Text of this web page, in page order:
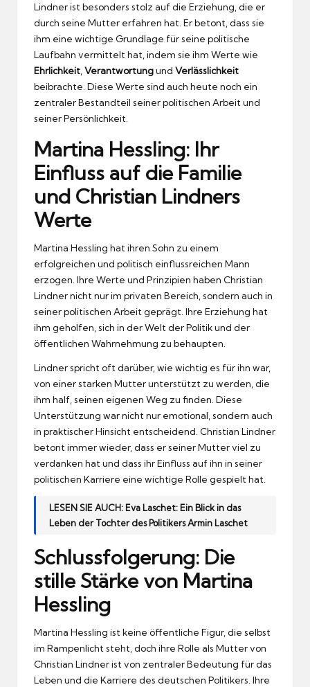
Lindner ist besonders stolz auf die Erziehung, die er
durch seine Mutter erfahren hat. Er betont, dass sie
ihm eine wichtige Grundlage für seine politische
Laufbahn vermittelt hat, indem sie ihm Werte wie
Ehrlichkeit Verantwortungund Verlässlichkeit
beibrachte. Diese Werte sind auch heute noch ein
zentraler Bestandteil seiner politischen Arbeit und
seiner Persönlichkeit.
Martina Hessling: Ihr
Einfluss auf die Familie
und Christian Lindners
Werte
Martina Hessling hat ihren Sohn zu einem
erfolgreichen und politisch einflussreichen Mann
erzogen. Ihre Werte und Prinzipien haben Christian
Lindner nicht nur im privaten Bereich, sondern auch in
seiner politischen Arbeit geprägt. Ihre Erziehung hat
ihm geholfen, sich in der Welt der Politik und der
öffentlichen Wahrnehmung zu behaupten.
Lindner spricht oft darüber, wie wichtig es für ihn war,
von einer starken Mutter unterstützt zu werden, die
ihm half, seinen eigenen Weg zu finden. Diese
Unterstützung war nicht nur emotional, sondern auch
in praktischer Hinsicht entscheidend. Christian Lindner
betont immer wieder, dass er seiner Mutter viel zu
verdanken hat und dass ihr Einfluss auf ihn in seiner
politischen Karriere eine wichtige Rolle gespielt hat.
LESEN SIE AUCH: Eva Laschet: Ein Blick in das
Leben der Tochter des Politikers Armin Laschet
Schlussfolgerung: Die
stille Stärke von Martina
Hessling
Martina Hessling ist keine öffentliche Figur, die selbst
im Rampenlicht steht, doch ihre Rolle als Mutter von
Christian Lindner ist von zentraler Bedeutung für das
Leben und die Karriere des deutschen Politikers. Ihre